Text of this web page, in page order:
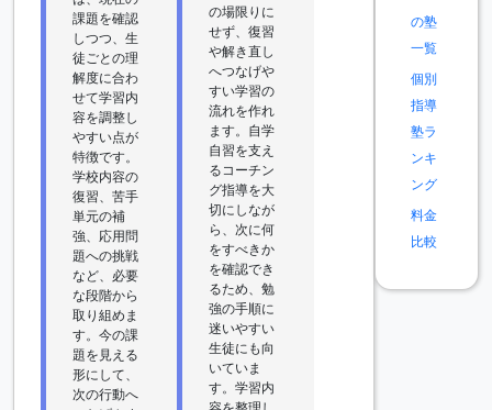
課題を確認
しつつ、生
徒ごとの理
解度に合わ
せて学習内
容を調整し
やすい点が
特徴です。
学校内容の
復習、苦手
単元の補
強、応用問
題への挑戦
など、必要
な段階から
取り組めま
す。今の課
題を見える
形にして、
次の行動へ
の場限りに
せず、復習
や解き直し
へつなげや
すい学習の
流れを作れ
ます。自学
自習を支え
るコーチン
グ指導を大
切にしなが
ら、次に何
をすべきか
を確認でき
るため、勉
強の手順に
迷いやすい
生徒にも向
いていま
す。学習内
の塾
一覧
個別
指導
塾ラ
ンキ
ング
料金
比較